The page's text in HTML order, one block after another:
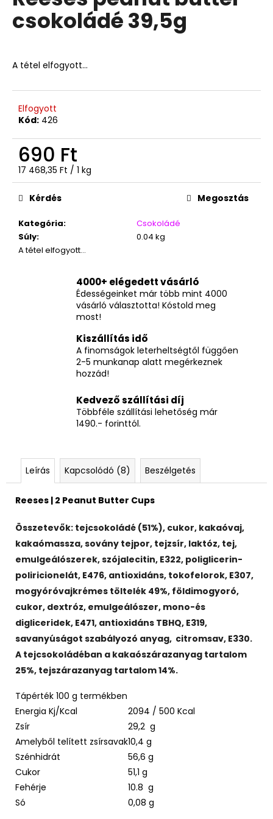
ből
csokoládé 39,5g
A tétel elfogyott…
Elfogyott
Kód: 426
690 Ft
Egységár:
17 468,35 Ft / 1 kg
Kategória:
Csokoládé
Súly:
0.04 kg
A tétel elfogyott…
Kérdés Megosztás
4000+ elégedett vásárló
Édességeinket már több mint 4000
vásárló választotta! Kóstold meg
most!
Kiszállítás idő
A finomságok leterheltségtől függően
2-5 munkanap alatt megérkeznek
hozzád!
Kedvező szállítási díj
Többféle szállítási lehetőség már
1490.- forinttól.
Leírás Kapcsolódó (8) Beszélgetés
Reeses | 2 Peanut Butter Cups
Összetevők: tejcsokoládé (51%), cukor, kakaóvaj,
kakaómassza, sovány tejpor, tejzsír, laktóz, tej,
emulgeálószerek, szójalecitin, E322, poliglicerin-
poliricionelát, E476, antioxidáns, tokofelorok, E307,
mogyóróvajkrémes töltelék 49%, földimogyoró,
cukor, dextróz, emulgeálószer, mono-és
digliceridek, E471, antioxidáns TBHQ, E319,
savanyúságot szabályozó anyag, citromsav, E330.
A tejcsokoládéban a kakaószárazanyag tartalom
25%, tejszárazanyag tartalom 14%.
Tápérték 100 g termékben
Energia Kj/Kcal
2094 / 500 Kcal
Zsír
29,2 g
Amelyből telített zsírsavak10,4 g
Szénhidrát
56,6 g
Cukor
51,1 g
Fehérje
10.8 g
Só
0,08 g
á
l
u
SZOBI
LIMÓPOR
12G
139